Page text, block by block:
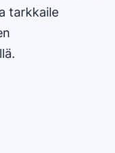
tarkkaile